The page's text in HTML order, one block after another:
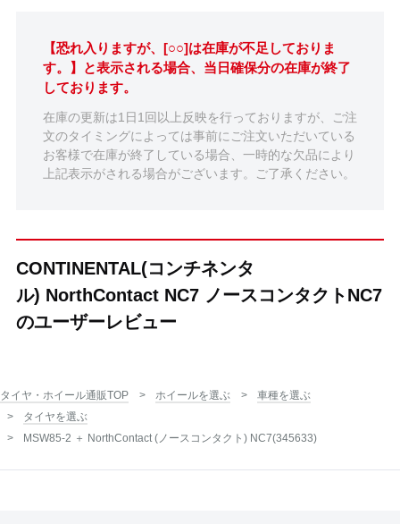
【恐れ入りますが、[○○]は在庫が不足しておりま
す。】と表示される場合、当日確保分の在庫が終了
しております。
在庫の更新は1日1回以上反映を行っておりますが、ご注
文のタイミングによっては事前にご注文いただいている
お客様で在庫が終了している場合、一時的な欠品により
上記表示がされる場合がございます。ご了承ください。
CONTINENTAL(コンチネンタ
ル) NorthContact NC7 ノースコンタクトNC7
のユーザーレビュー
タイヤ・ホイール通販TOP ホイールを選ぶ
車種を選ぶ
タイヤを選ぶ
MSW85-2 ＋ NorthContact (ノースコンタクト) NC7(345633)